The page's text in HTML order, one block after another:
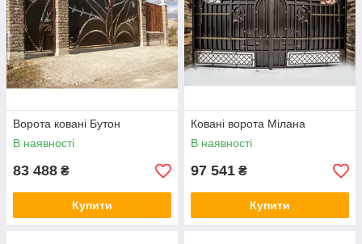
Ворота ковані Бутон
В наявності
83 488 ₴
Купити
Ковані ворота Мілана
В наявності
97 541 ₴
Купити